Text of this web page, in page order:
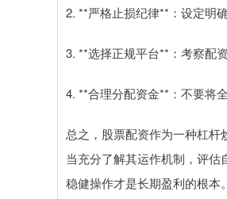
2. **严格止损纪律**：设定明
3. **选择正规平台**：考察配
4. **合理分配资金**：不要将
总之，股票配资作为一种杠
当充分了解其运作机制，评估
稳健操作才是长期盈利的根本。